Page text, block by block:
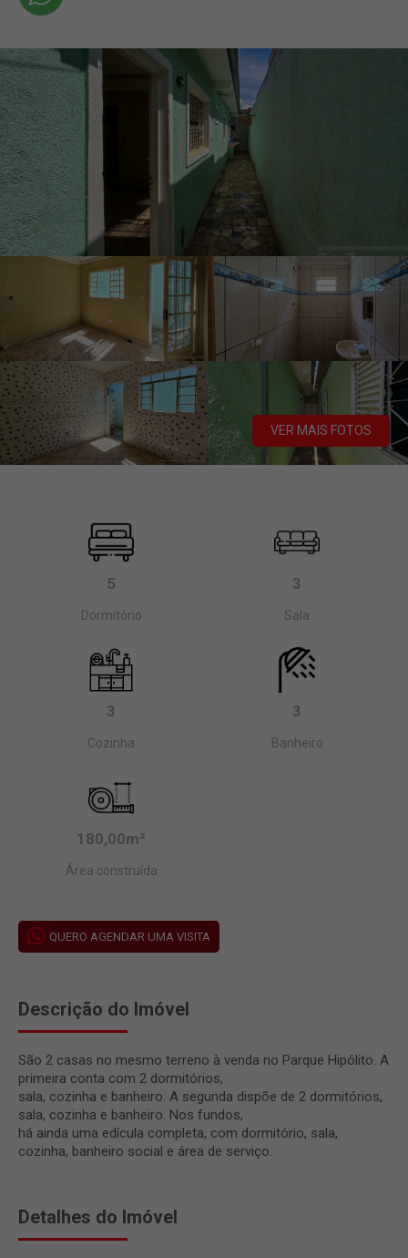
VER MAIS FOTOS
5
Dormitório
3
Sala
3
Cozinha
3
Banheiro
180,00m²
Área construída
QUERO AGENDAR UMA VISITA
Descrição do Imóvel
São 2 casas no mesmo terreno à venda no Parque Hipólito. A
primeira conta com 2 dormitórios,
sala, cozinha e banheiro. A segunda dispõe de 2 dormitórios,
sala, cozinha e banheiro. Nos fundos,
há ainda uma edícula completa, com dormitório, sala,
cozinha, banheiro social e área de serviço.
Detalhes do Imóvel